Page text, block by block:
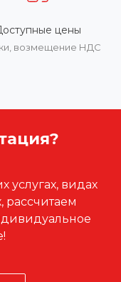
цены
возмещение НДС
услугах, видах
рассчитаем